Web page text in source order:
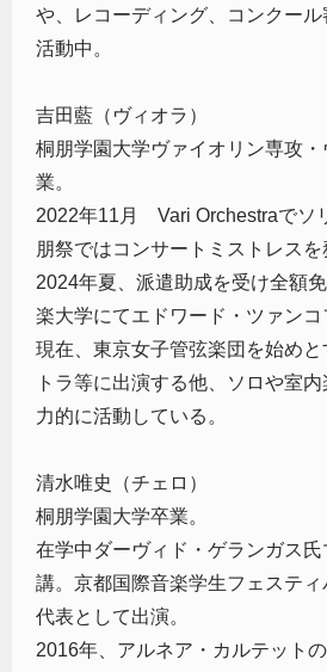
や、レコーディング、コンクール
活動中。
吉田藍（ヴィオラ）
桐朋学園大学ヴァイオリン専攻
業。
2022年11月 Vari Orchestraでソ
朋祭ではコンサートミストレスを
2024年夏、派遣助成を受け全額
楽大学にてエドワード・ツァンコ
現在、東京女子管弦楽団を始め
トラ等に出演する他、ソロや室
力的に活動している。
清水唯史（チェロ）
桐朋学園大学卒業。
在学中ダーヴィド・ゲランガス
講。京都国際音楽学生フェステ
代表として出演。
2016年、アルネア・カルテット